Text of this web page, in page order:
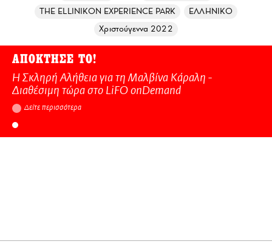
THE ELLINIKON EXPERIENCE PARK
ΕΛΛΗΝΙΚΟ
Χριστούγεννα 2022
ΑΠΟΚΤΗΣΕ ΤΟ!
Η Σκληρή Αλήθεια για τη Μαλβίνα Κάραλη -
Διαθέσιμη τώρα στo LiFO onDemand
Δείτε περισσότερα